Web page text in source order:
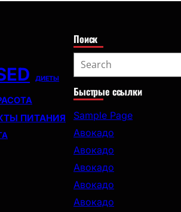
ДИЕТЫ
ПИТАНИЯ
Поиск
e
a
r
c
h
Быстрые ссылки
Sample Page
Авокадо
Авокадо
Авокадо
Авокадо
Авокадо